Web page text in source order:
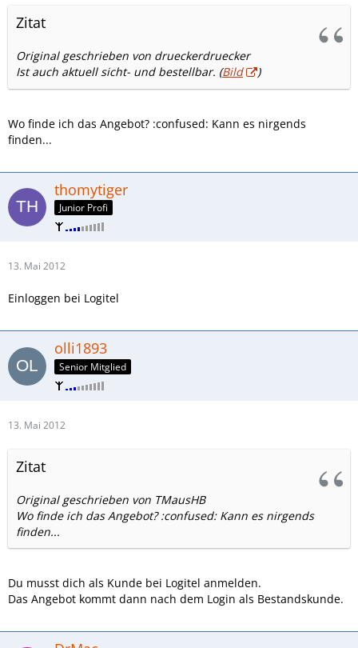
Zitat
Original geschrieben von drueckerdruecker
Ist auch aktuell sicht- und bestellbar. (Bild )
Wo finde ich das Angebot? :confused: Kann es nirgends
finden...
thomytiger
Junior Profi
13. Mai 2012
Einloggen bei Logitel
olli1893
Senior Mitglied
13. Mai 2012
Zitat
Original geschrieben von TMausHB
Wo finde ich das Angebot? :confused: Kann es nirgends
finden...
Du musst dich als Kunde bei Logitel anmelden.
Das Angebot kommt dann nach dem Login als Bestandskunde.